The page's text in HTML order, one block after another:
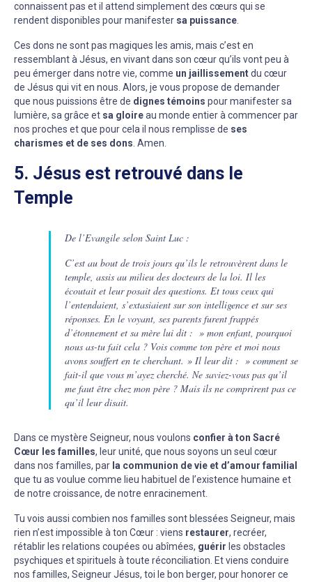
connaissent pas et il attend simplement des cœurs qui se
rendent disponibles pour manifester sa puissance.
Ces dons ne sont pas magiques les amis, mais c’est en
ressemblant à Jésus, en vivant dans son cœur qu’ils vont peu à
peu émerger dans notre vie, comme un jaillissementdu cœur
de Jésus qui vit en nous. Alors, je vous propose de demander
que nous puissions être de dignes témoins pour manifester sa
lumière, sa grâce et sa gloireau monde entier à commencer par
nos proches et que pour cela il nous remplisse de ses
charismes et de ses dons. Amen.
5. Jésus est retrouvé dans le
Temple
De l’Evangile selon Saint Luc :
C’est au bout de trois jours qu’ils le retrouvèrent dans le
temple, assis au milieu des docteurs de la loi. Il les
écoutait et leur posait des questions. Et tous ceux qui
l’entendaient, s’extasiaient sur son intelligence et sur ses
réponses. En le voyant, ses parents furent frappés
d’étonnement et sa mère lui dit : » mon enfant, pourquoi
nous as-tu fait cela ? Vois comme ton père et moi nous
avons souffert en te cherchant. » Il leur dit : » comment se
fait-il que vous m’ayez cherché. Ne saviez-vous pas qu’il
me faut être chez mon père ? Mais ils ne comprirent pas ce
qu’il leur disait.
Dans ce mystère Seigneur, nous voulons confier à ton Sacré
Cœur les familles, leur unité, que nous soyons un seul cœur
dans nos familles, par la communion de vie et d’amour familial
que tu as voulue comme lieu habituel de l’existence humaine et
de notre croissance, de notre enracinement.
Tu vois aussi combien nos familles sont blessées Seigneur, mais
rien n’est impossible à ton Cœur : viens restaurer, recréer,
rétablir les relations coupées ou abîmées, guérir les obstacles
psychiques et spirituels à toute réconciliation. Et viens conduire
nos familles, Seigneur Jésus, toi le bon berger, pour honorer ce